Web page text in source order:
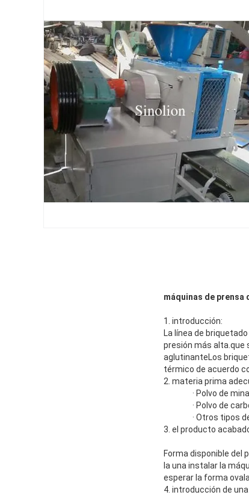
máquinas de
1. introducción:
La línea de
presión más alta.que
aglutinanteLos
térmico de acuerdo
2. materia prima
· Polvo de
· Polvo de
· Otros tipos
3. el producto
Forma disponible del
la una instalar la
esperar la forma
4. introducción de